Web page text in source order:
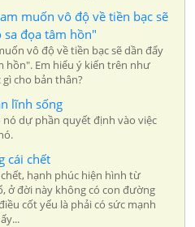
muốn vô độ về tiền bạc sẽ
sa đọa tâm hồn"
vô độ về tiền bạc sẽ dần đẩy
hồn". Em hiểu ý kiến trên như
cho bản thân?
lĩnh sống
dự phần quyết định vào việc
cái chết
hạnh phúc hiện hình từ
ở đời này không có con đường
cốt yếu là phải có sức mạnh